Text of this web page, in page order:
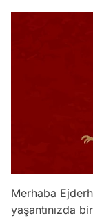
Merhaba
yaşantınızda